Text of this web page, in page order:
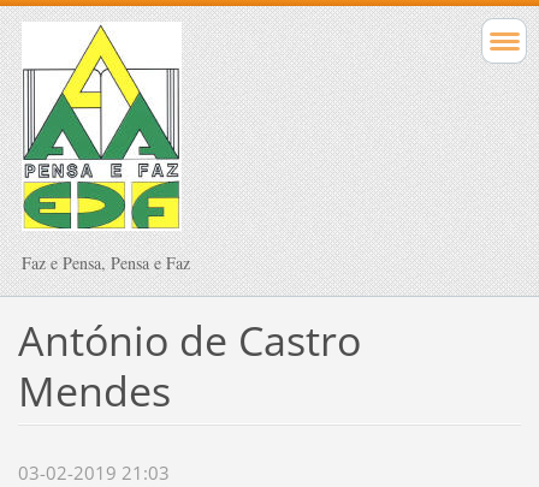
Faz e Pensa, Pensa e Faz
António de Castro
Mendes
03-02-2019 21:03